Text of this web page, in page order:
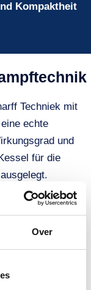
Over
Kompaktheit
Techniek mit
echte
und
für die
Übergangs zu